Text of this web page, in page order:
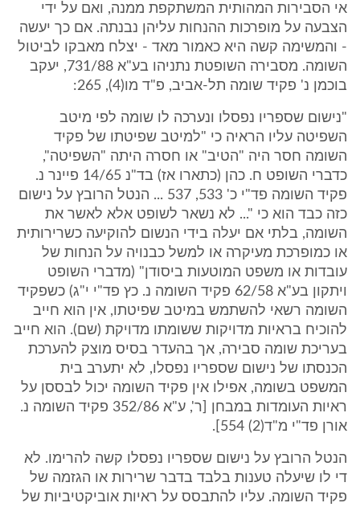
אי הסבירות המהותית המשתקפת ממנה, ואם על ידי
הצבעה על מופרכות ההנחות עליהן נבנתה. אם כך יעשה
- והמשימה קשה היא כאמור מאד - יצלח מאבקו לביטול
השומה. מסבירה השופטת נתניהו בע"א 731/88, יעקב
בוכמן נ' פקיד שומה תל-אביב, פ"ד מו(4), 265:
"נישום שספריו נפסלו ונערכה לו שומה לפי מיטב
השפיטה עליו הראיה כי "למיטב שפיטתו של פקיד
השומה חסר היה "הטיב" או חסרה היתה "השפיטה",
כדברי השופט ח. כהן (כתארו אז) בד"נ 14/65 פיינר נ.
פקיד השומה פד"י כ' 533, 537 ... הנטל הרובץ על נישום
כזה כבד הוא כי "... לא נשאר לשופט אלא לאשר את
השומה, בלתי אם יעלה בידי הנשום להוקיעה כשרירותית
או כמופרכת מעיקרה או למשל כבנויה על הנחות של
עובדות או משפט המוטעות ביסודן" (מדברי השופט
ויתקון בע"א 62/58 פקיד השומה נ. כץ פד"י י"ג) כשפקיד
השומה רשאי להשתמש במיטב שפיטתו, אין הוא חייב
להוכיח בראיות מדויקות ששומתו מדויקת (שם). הוא חייב
בעריכת שומה סבירה, אך בהעדר בסיס מוצק להערכת
הכנסתו של נישום שספריו נפסלו, לא יתערב בית
המשפט בשומה, אפילו אין פקיד השומה יכול לבססן על
ראיות העומדות במבחן [ר', ע"א 352/86 פקיד השומה נ.
אורן פד"י מ"ד(2) 554].
הנטל הרובץ על נישום שספריו נפסלו קשה להרימו. לא
די לו שיעלה טענות בלבד בדבר שרירות או הגזמה של
פקיד השומה. עליו להתבסס על ראיות אוביקטיביות של